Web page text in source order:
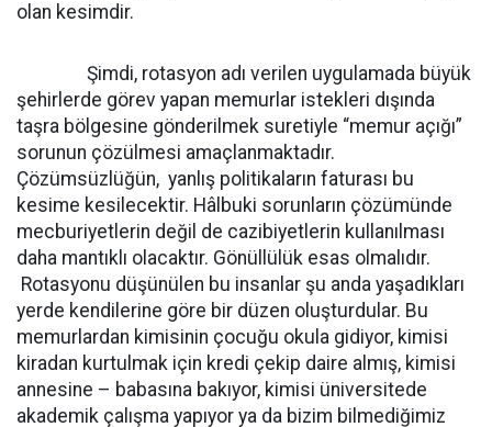
olan kesimdir.
Şimdi, rotasyon adı verilen uygulamada büyük
şehirlerde görev yapan memurlar istekleri dışında
taşra bölgesine gönderilmek suretiyle “memur açığı”
sorunun çözülmesi amaçlanmaktadır.
Çözümsüzlüğün, yanlış politikaların faturası bu
kesime kesilecektir. Hâlbuki sorunların çözümünde
mecburiyetlerin değil de cazibiyetlerin kullanılması
daha mantıklı olacaktır. Gönüllülük esas olmalıdır.
Rotasyonu düşünülen bu insanlar şu anda yaşadıkları
yerde kendilerine göre bir düzen oluşturdular. Bu
memurlardan kimisinin çocuğu okula gidiyor, kimisi
kiradan kurtulmak için kredi çekip daire almış, kimisi
annesine – babasına bakıyor, kimisi üniversitede
akademik çalışma yapıyor ya da bizim bilmediğimiz